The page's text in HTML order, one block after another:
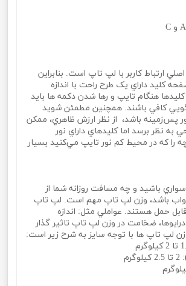
ارتباط کاربر با لپ تاپ است. بنابراين
کليد داراي يک طرح راحت با اندازه
هنگام تايپ و رها شدن دکمه‌ ها بايد
کافي باشند. همچنين مطمئن شويد
پس‌زمينه باشد، از نظر ارزش ظاهري، ممکن
نظر برسد اما کليدهاي داراي نور
را که در محيط کم نور تايپ مي‌کنيد بسيار
باشيد و چه مسافت روزانه شما از
خواب باشد، وزن لپ تاپ مهم است. لپ تاپ
حمل هستند. عواملي مثل: اندازه
ضخامت در وزن لپ تاپ تاثير گذار
لپ تاپ‌ ها با توجه سايز به شرح زير است: